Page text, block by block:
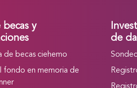
becas y
de becas ciehemo
fondo en memoria de
de